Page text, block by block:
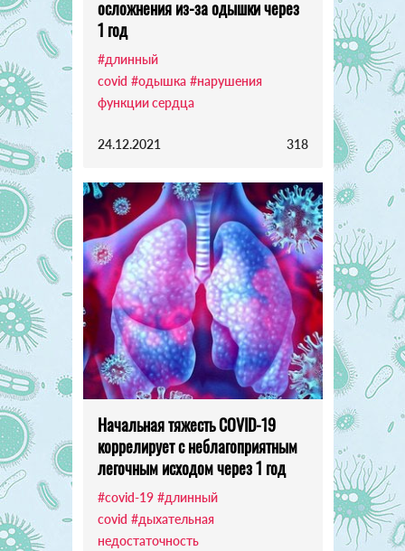
осложнения из-за одышки через
1 год
#длинный
covid #одышка #нарушения
функции сердца
24.12.2021 318
Начальная тяжесть COVID-19
коррелирует с неблагоприятным
легочным исходом через 1 год
#covid-19 #длинный
covid #дыхательная
недостаточность